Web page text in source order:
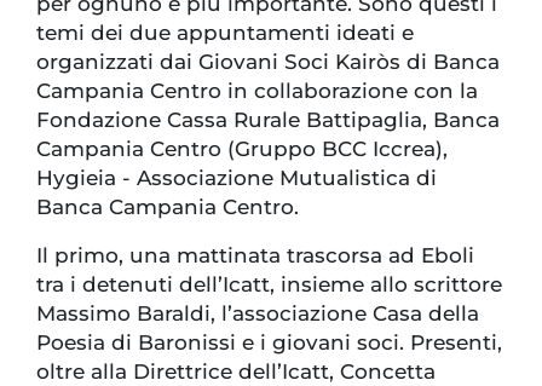
temi dei due appuntamenti ideati e
organizzati dai Giovani Soci Kairòs di Banca
Campania Centro in collaborazione con la
Fondazione Cassa Rurale Battipaglia, Banca
Campania Centro (Gruppo BCC Iccrea),
Hygieia - Associazione Mutualistica di
Banca Campania Centro.
Il primo, una mattinata trascorsa ad Eboli
tra i detenuti dell’Icatt, insieme allo scrittore
Massimo Baraldi, l’associazione Casa della
Poesia di Baronissi e i giovani soci. Presenti,
oltre alla Direttrice dell’Icatt, Concetta